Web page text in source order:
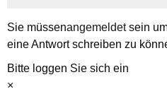
Sie müssenangemeldetsein
eine Antwort schreiben zu
Bitte loggen Sie sich ein
×